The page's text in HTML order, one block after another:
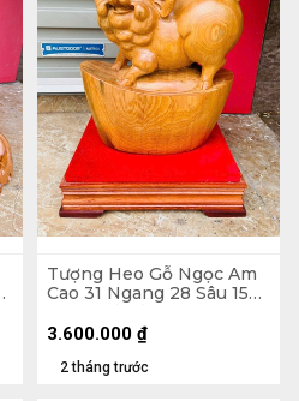
Tượng Heo Gỗ Ngọc Am
Cao 31 Ngang 28 Sâu 15
2 tháng trước
3.600.000 ₫